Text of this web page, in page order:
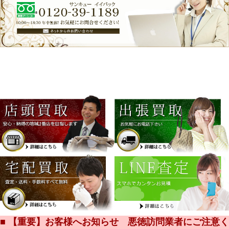
■ 【重要】お客様へお知らせ 悪徳訪問業者にご注意く